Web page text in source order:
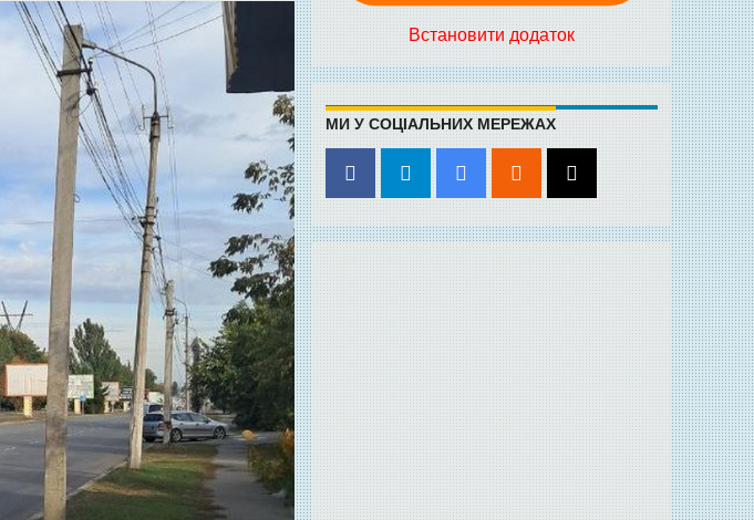
Встановити додаток
МИ У СОЦІАЛЬНИХ МЕРЕЖАХ